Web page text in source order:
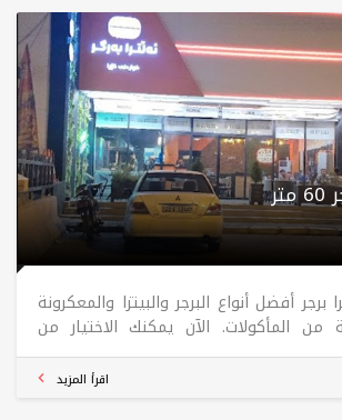
أفضل أنواع البرجر والبيتزا والمعكرونة
ومجموعة متنوعة من المأكولات. الآن يمكنك الاختيار من
والطلب من طلبات. تفضلوا بزيارتنا
اقرأ المزيد